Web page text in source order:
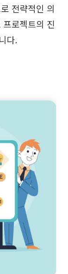
전략적인 의
로젝트의 진
다.